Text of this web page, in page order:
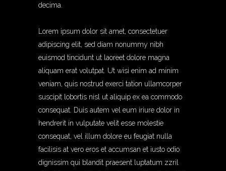
decima.
Lorem ipsum dolor sit amet, consectetuer
adipiscing elit, sed diam nonummy nibh
euismod tincidunt ut laoreet dolore magna
aliquam erat volutpat. Ut wisi enim ad minim
veniam, quis nostrud exerci tation ullamcorper
suscipit lobortis nisl ut aliquip ex ea commodo
consequat. Duis autem vel eum iriure dolor in
hendrerit in vulputate velit esse molestie
consequat, vel illum dolore eu feugiat nulla
facilisis at vero eros et accumsan et iusto odio
dignissim qui blandit praesent luptatum zzril